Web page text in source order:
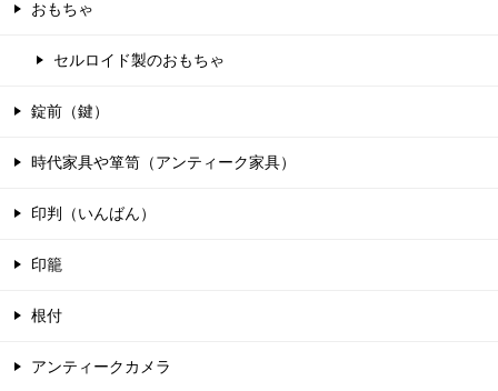
おもちゃ
セルロイド製のおもちゃ
錠前（鍵）
時代家具や箪笥（アンティーク家具）
印判（いんばん）
印籠
根付
アンティークカメラ